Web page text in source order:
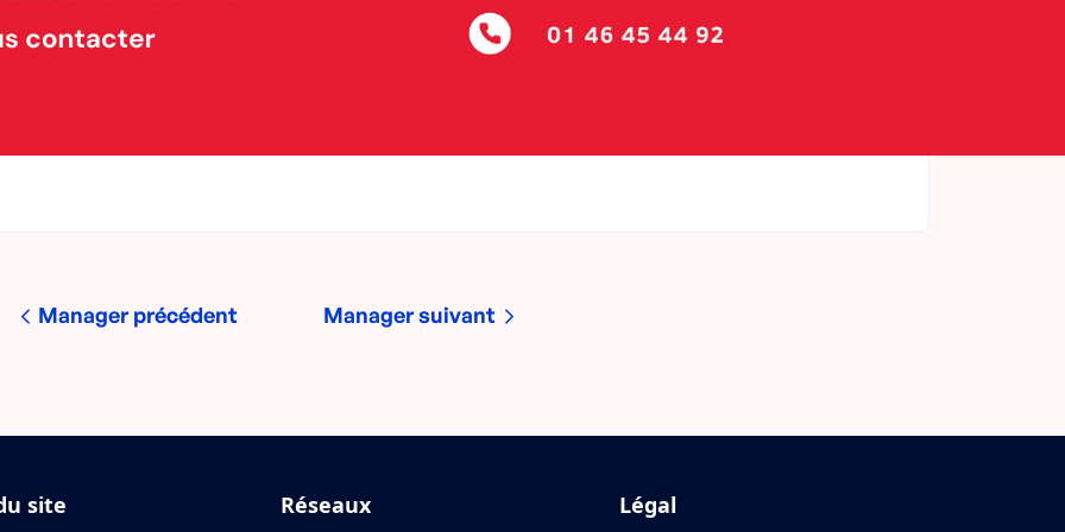
Manager précédent Manager suivant
site Réseaux Légal